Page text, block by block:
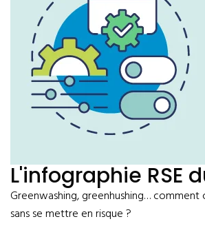
L'infographie RSE
Greenwashing, greenhushing… comment
sans se mettre en risque ?